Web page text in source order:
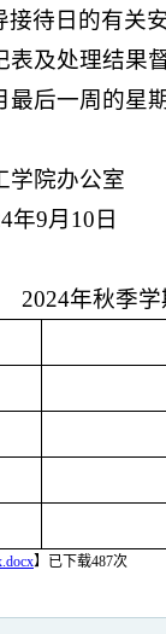
待日的有关
及处理结果
后一周的星
公室
日
2024年秋季
】 已下载487次